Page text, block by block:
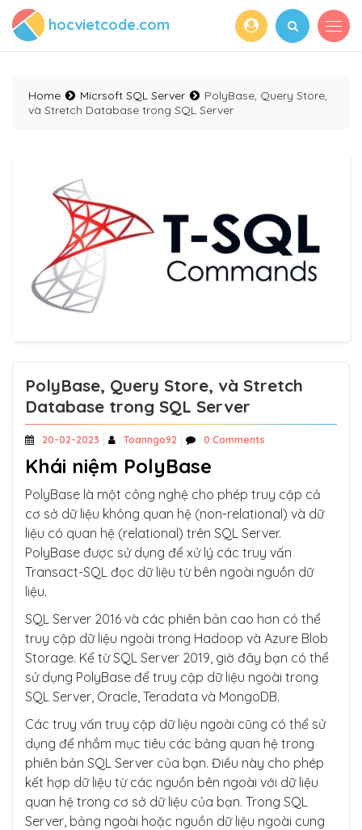
hocvietcode.com
Home Micrsoft SQL Server
PolyBase, Query Store,
và Stretch Database trong SQL Server
PolyBase, Query Store, và Stretch
Database trong SQL Server
20-02-2023 Toanngo92 0 Comments
Khái niệm PolyBase
PolyBase là một công nghệ cho phép truy cập cả
cơ sở dữ liệu không quan hệ (non-relational) và dữ
liệu có quan hệ (relational) trên SQL Server.
PolyBase được sử dụng để xử lý các truy vấn
Transact-SQL đọc dữ liệu từ bên ngoài nguồn dữ
liệu.
SQL Server 2016 và các phiên bản cao hơn có thể
truy cập dữ liệu ngoài trong Hadoop và Azure Blob
Storage. Kể từ SQL Server 2019, giờ đây bạn có thể
sử dụng PolyBase để truy cập dữ liệu ngoài trong
SQL Server, Oracle, Teradata và MongoDB.
Các truy vấn truy cập dữ liệu ngoài cũng có thể sử
dụng để nhắm mục tiêu các bảng quan hệ trong
phiên bản SQL Server của bạn. Điều này cho phép
kết hợp dữ liệu từ các nguồn bên ngoài với dữ liệu
quan hệ trong cơ sở dữ liệu của bạn. Trong SQL
Server, bảng ngoài hoặc nguồn dữ liệu ngoài cung